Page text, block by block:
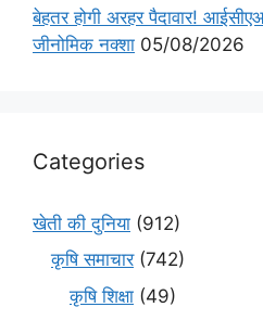
बेहतर होगी अरहर पैदावार!
जीनोमिक नक्शा 05/08/2026
Categories
खेती की दुनिया (912)
कृषि समाचार(742)
कृषि शिक्षा (49)